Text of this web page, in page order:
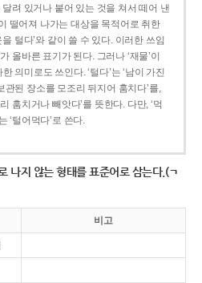
달려 있거나 붙어 있는 것을 쳐서 떼어 낸
떨어져 나가는 대상을 목적어로 취한
털다’와 같이 쓸 수 있다. 이러한 쓰임
올바른 표기가 된다. 그러나 ‘재물’이
의미로도 쓰인다. ‘털다’는 ‘남이 가진
된 장소를 모조리 뒤지어 훔치다’를,
훔치거나 빼앗다’를 뜻한다. 다만, ‘먹
‘털어먹다’로 쓴다.
나지 않는 형태를 표준어로 삼는다.(ㄱ
비고